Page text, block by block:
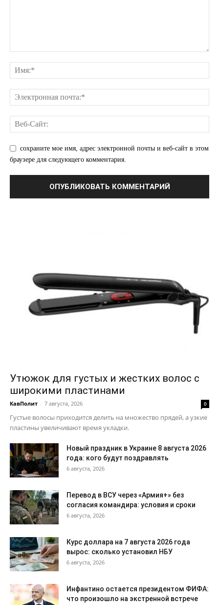
ПОДПИСАТЬСЯ СЕЙЧАС
О нас
Контакты
сохраните мое имя, адрес электронной почты и веб-сайт в этом
браузере для следующего комментария.
Утюжок для густых и жестких волос с
широкими пластинами
КавПолит - 7 августа, 2026 0
Густые волосы приходится делить на множество прядей, а узкие
пластины увеличивают время укладки.
Новый праздник в Украине 8 августа 2026
года: кого будут поздравлять
6 августа, 2026
Перевод в ВСУ через «Армия+» без
согласия командира: условия и сроки
6 августа, 2026
Курс доллара на 7 августа 2026 года
вырос: сколько установил НБУ
6 августа, 2026
Инфантино остается президентом ФИФА:
что произошло на экстренной встрече